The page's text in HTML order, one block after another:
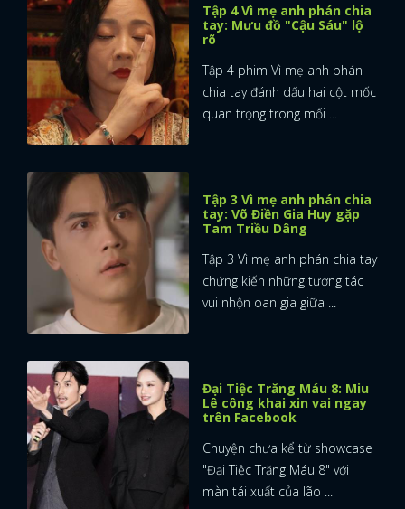
Tập 4 Vì mẹ anh phán chia
tay: Mưu đồ "Cậu Sáu" lộ
rõ
Tập 4 phim Vì mẹ anh phán
chia tay đánh dấu hai cột mốc
quan trọng trong mối ...
Tập 3 Vì mẹ anh phán chia
tay: Võ Điền Gia Huy gặp
Tam Triều Dâng
Tập 3 Vì mẹ anh phán chia tay
chứng kiến những tương tác
vui nhộn oan gia giữa ...
Đại Tiệc Trăng Máu 8: Miu
Lê công khai xin vai ngay
trên Facebook
Chuyện chưa kể từ showcase
"Đại Tiệc Trăng Máu 8" với
màn tái xuất của lão ...